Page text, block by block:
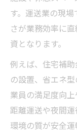
す。運送業の現
さが業務効率に
資となります。
例えば、住宅補
の設置、省エネ
業員の満足度向
距離運送や夜間
環境の質が安全運